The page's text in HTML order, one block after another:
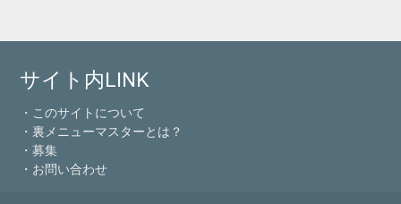
サイト内LINK
・このサイトについて
・裏メニューマスターとは？
・募集
・お問い合わせ